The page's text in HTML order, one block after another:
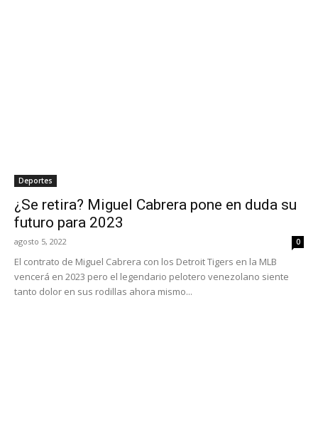
Deportes
¿Se retira? Miguel Cabrera pone en duda su
futuro para 2023
agosto 5, 2022 0
El contrato de Miguel Cabrera con los Detroit Tigers en la MLB
vencerá en 2023 pero el legendario pelotero venezolano siente
tanto dolor en sus rodillas ahora mismo...